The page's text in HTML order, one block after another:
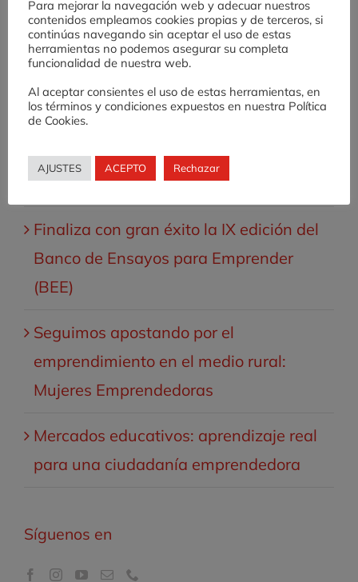
Entradas recientes
Valnalón lanza la X Edición del Banco
Desafío AE: una experiencia de
fomento de cultura emprendedora en
Educación Secundaria
Finaliza con gran éxito la IX edición del
Banco de Ensayos para Emprender
(BEE)
Seguimos apostando por el
emprendimiento en el medio rural:
Mujeres Emprendedoras
Mercados educativos: aprendizaje real
para una ciudadanía emprendedora
Síguenos en
Para mejorar la navegación web y adecuar nuestros
contenidos empleamos cookies propias y de terceros, si
continúas navegando sin aceptar el uso de estas
herramientas no podemos asegurar su completa
funcionalidad de nuestra web.
Al aceptar consientes el uso de estas herramientas, en
los términos y condiciones expuestos en nuestra Política
de Cookies.
AJUSTES ACEPTO Rechazar